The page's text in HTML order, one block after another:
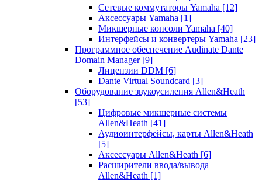
Сетевые коммутаторы Yamaha [12]
Аксессуары Yamaha [1]
Микшерные консоли Yamaha [40]
Интерфейсы и конвертеры Yamaha [23]
Программное обеспечение Audinate Dante
Domain Manager [9]
Лицензии DDM [6]
Dante Virtual Soundcard [3]
Оборудование звукоусиления Allen&Heath
[53]
Цифровые микшерные системы
Allen&Heath [41]
Аудиоинтерфейсы, карты Allen&Heath
[5]
Аксессуары Allen&Heath [6]
Расширители ввода/вывода
Allen&Heath [1]